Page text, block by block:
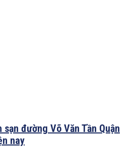
đường Võ Văn Tần Quận
nay